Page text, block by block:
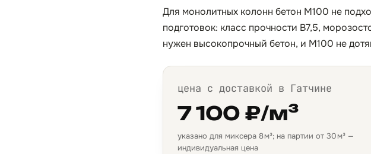
Для монолитных колонн бетон М100 не
подготовок: класс прочности B7,5,
нужен высокопрочный бетон, и М100 не
цена с доставкой в Гатчине
7 100 ₽/м³
указано для миксера 8 м³; на партии от 30 м³ —
индивидуальная цена